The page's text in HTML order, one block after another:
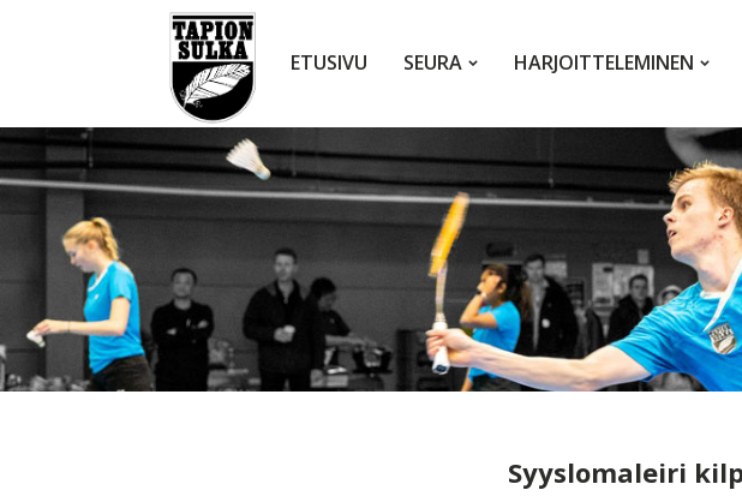
ETUSIVU SEURA HARJOITTELEMINEN
Syyslomaleiri